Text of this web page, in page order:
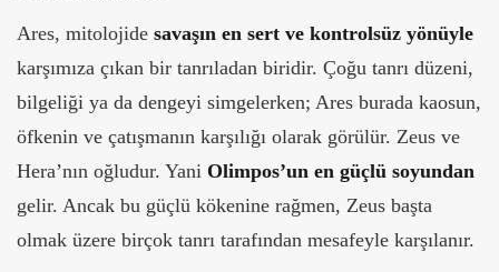
Ares, mitolojide savaşın en sert ve kontrolsüz yönüyle
karşımıza çıkan bir tanrıladan biridir. Çoğu tanrı düzeni,
bilgeliği ya da dengeyi simgelerken; Ares burada kaosun,
öfkenin ve çatışmanın karşılığı olarak görülür. Zeus ve
Hera’nın oğludur. Yani Olimpos’un en güçlü soyundan
gelir. Ancak bu güçlü kökenine rağmen, Zeus başta
olmak üzere birçok tanrı tarafından mesafeyle karşılanır.